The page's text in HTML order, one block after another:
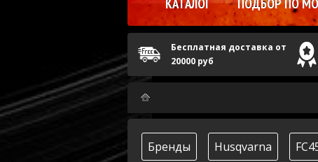
Бренды Husqvarna
КАТАЛОГ ПОДБОР ПО
Бесплатная доставка от
20000 руб